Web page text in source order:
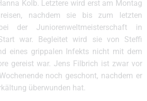
Kolb. Letztere wird erst am Montag
nachdem sie bis zum letzten
der Juniorenweltmeisterschaft in
war. Begleitet wird sie von Steffi
eines grippalen Infekts nicht mit dem
gereist war. Jens Filbrich ist zwar vor
noch geschont, nachdem er
überwunden hat.